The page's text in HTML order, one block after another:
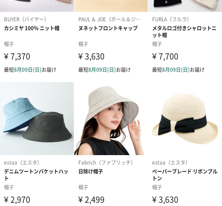
ラッピング
ラッピングを施してお届けいたします。
※色は商品のサイズによりPINKかNAVY決めさせて頂きます。お選
びいただけませんので何卒ご了承ください。